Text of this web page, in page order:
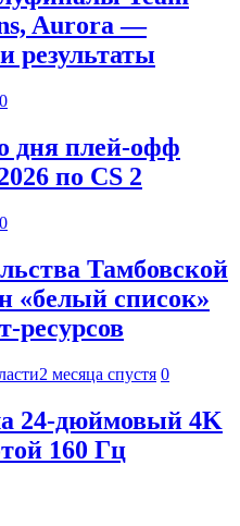
Aurora —
результаты
0
дня плей-офф
по CS 2
0
Тамбовской
«белый список»
ресурсов
2 месяца спустя 0
24-дюймовый 4K
160 Гц